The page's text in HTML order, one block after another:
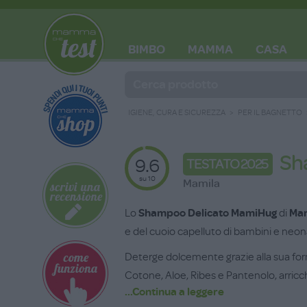
BIMBO MAMMA CASA
IGIENE, CURA E SICUREZZA PER IL BAGNETTO
9.6
su 10
TESTATO 2025
Mamila
Lo Shampoo Delicato MamiHug di
e del cuoio capelluto di bambini e
Deterge dolcemente grazie alla sua
Cotone, Aloe, Ribes e Pantenolo,
Mandorla 100% da agricoltura
...Continua a leggere